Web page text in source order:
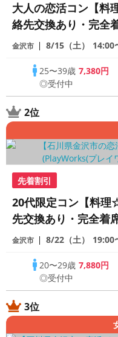
大人の恋活コン【料
絡先交換あり・完全
数・初参加も大歓迎
金沢市 8/15（土） 14:00
25〜39歳7,380円
◎受付中
2位
先着割引
20代限定コン【料
先交換あり・完全着
初参加も大歓迎☆プ
金沢市 8/22（土） 19:00
20〜29歳7,880円
◎受付中
3位